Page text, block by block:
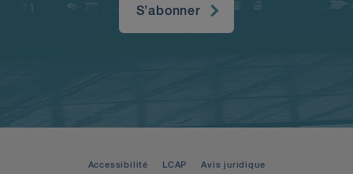
S’abonner
Accessibilité LCAP Avis juridique